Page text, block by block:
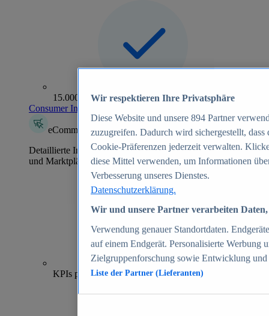
15.000+ Marken
Consumer Insights entdecken
eCommerce Insights
Detaillierte Informationen zu mehr als 39.000 Online-Shops
und Marktplätzen
70+
KPIs pro Shop
Wir respektieren Ihre Privatsphäre
Diese Website und unsere 894 Partner
zuzugreifen. Dadurch wird sichergestellt,
Cookie-Präferenzen jederzeit verwalten.
diese Mittel verwenden, um Informationen
Verbesserung unseres Dienstes.
Datenschutzerklärung.
Wir und unsere Partner verarbeiten
Verwendung genauer Standortdaten.
auf einem Endgerät. Personalisierte Werbung
Zielgruppenforschung sowie Entwicklung
Liste der Partner (Lieferanten)